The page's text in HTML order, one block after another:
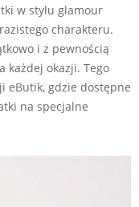
w stylu glamour
charakteru.
i z pewnością
każdej okazji. Tego
eButik, gdzie dostępne
na specjalne